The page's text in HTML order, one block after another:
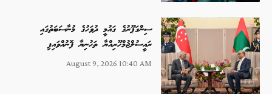
ސިންގަޕޫރުގެ ގައުމީ ދުވަހުގެ މުނާސަބަތުގައި
ރައީސުލްޖުމްހޫރިއްޔާ ތަހުނިޔާ ފޮނުއްވައިފި
August 9, 2026 10:40 AM